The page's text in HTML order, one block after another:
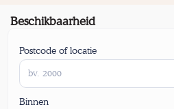
Beschikbaarheid
Postcode of locatie
Binnen